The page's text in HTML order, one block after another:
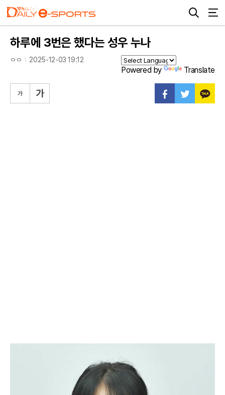
하루에 3번은 했다는 성우 누나
ㅇㅇ 2025-12-03 19:12
Powered by Translate